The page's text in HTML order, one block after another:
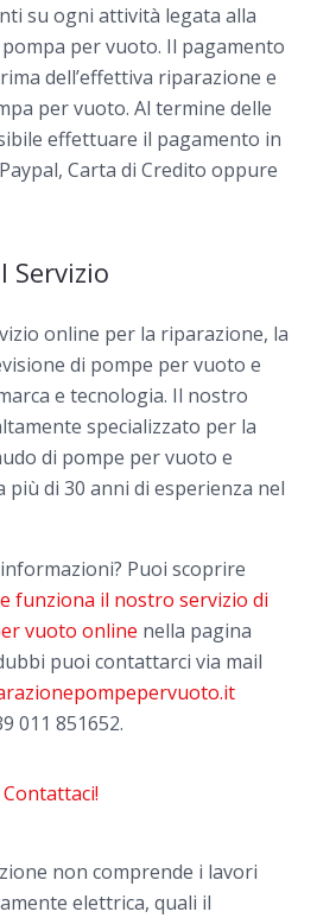
su ogni attività legata alla
per vuoto. Il pagamento
dell’effettiva riparazione e
per vuoto. Al termine delle
effettuare il pagamento in
Carta di Credito oppure
Servizio
online per la riparazione, la
di pompe per vuoto e
e tecnologia. Il nostro
specializzato per la
di pompe per vuoto e
più di 30 anni di esperienza nel
Puoi scoprire
funziona il nostro servizio di
vuoto online nella pagina
puoi contattarci via mail
011 851652.
Contattaci!
non comprende i lavori
elettrica, quali il